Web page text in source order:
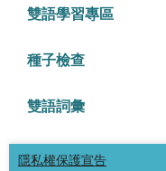
雙語學習專區
種子檢查
雙語詞彙
隱私權保護宣告